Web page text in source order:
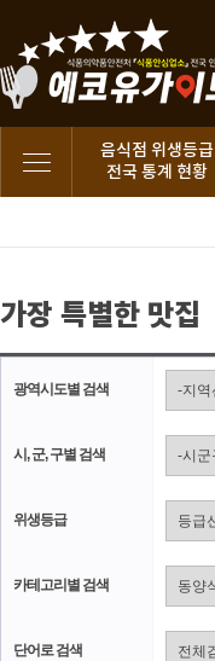
음식점 위생등급
전국 통계 현황
가장 특별한 맛집
광역시도별 검색
시, 군, 구별 검색
위생등급
카테고리별 검색
단어로 검색